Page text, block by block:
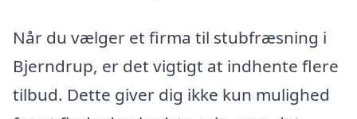
Når du vælger et firma til stubfræsning i
Bjerndrup, er det vigtigt at indhente flere
tilbud. Dette giver dig ikke kun mulighed